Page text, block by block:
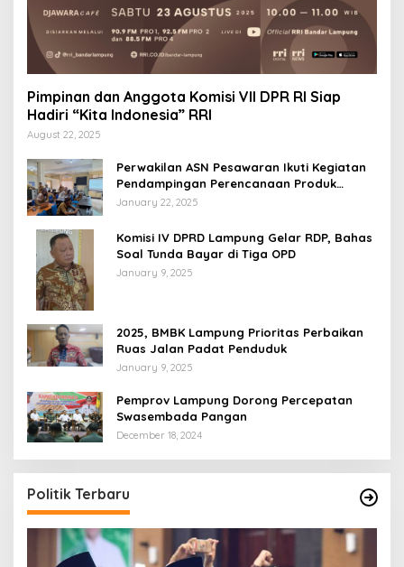
Pimpinan dan Anggota Komisi VII DPR RI Siap
Hadiri “Kita Indonesia” RRI
August 22, 2025
Perwakilan ASN Pesawaran Ikuti Kegiatan
Pendampingan Perencanaan Produk
Hukum
January 22, 2025
Komisi IV DPRD Lampung Gelar RDP, Bahas
Soal Tunda Bayar di Tiga OPD
January 9, 2025
2025, BMBK Lampung Prioritas Perbaikan
Ruas Jalan Padat Penduduk
January 9, 2025
Pemprov Lampung Dorong Percepatan
Swasembada Pangan
December 18, 2024
Politik Terbaru